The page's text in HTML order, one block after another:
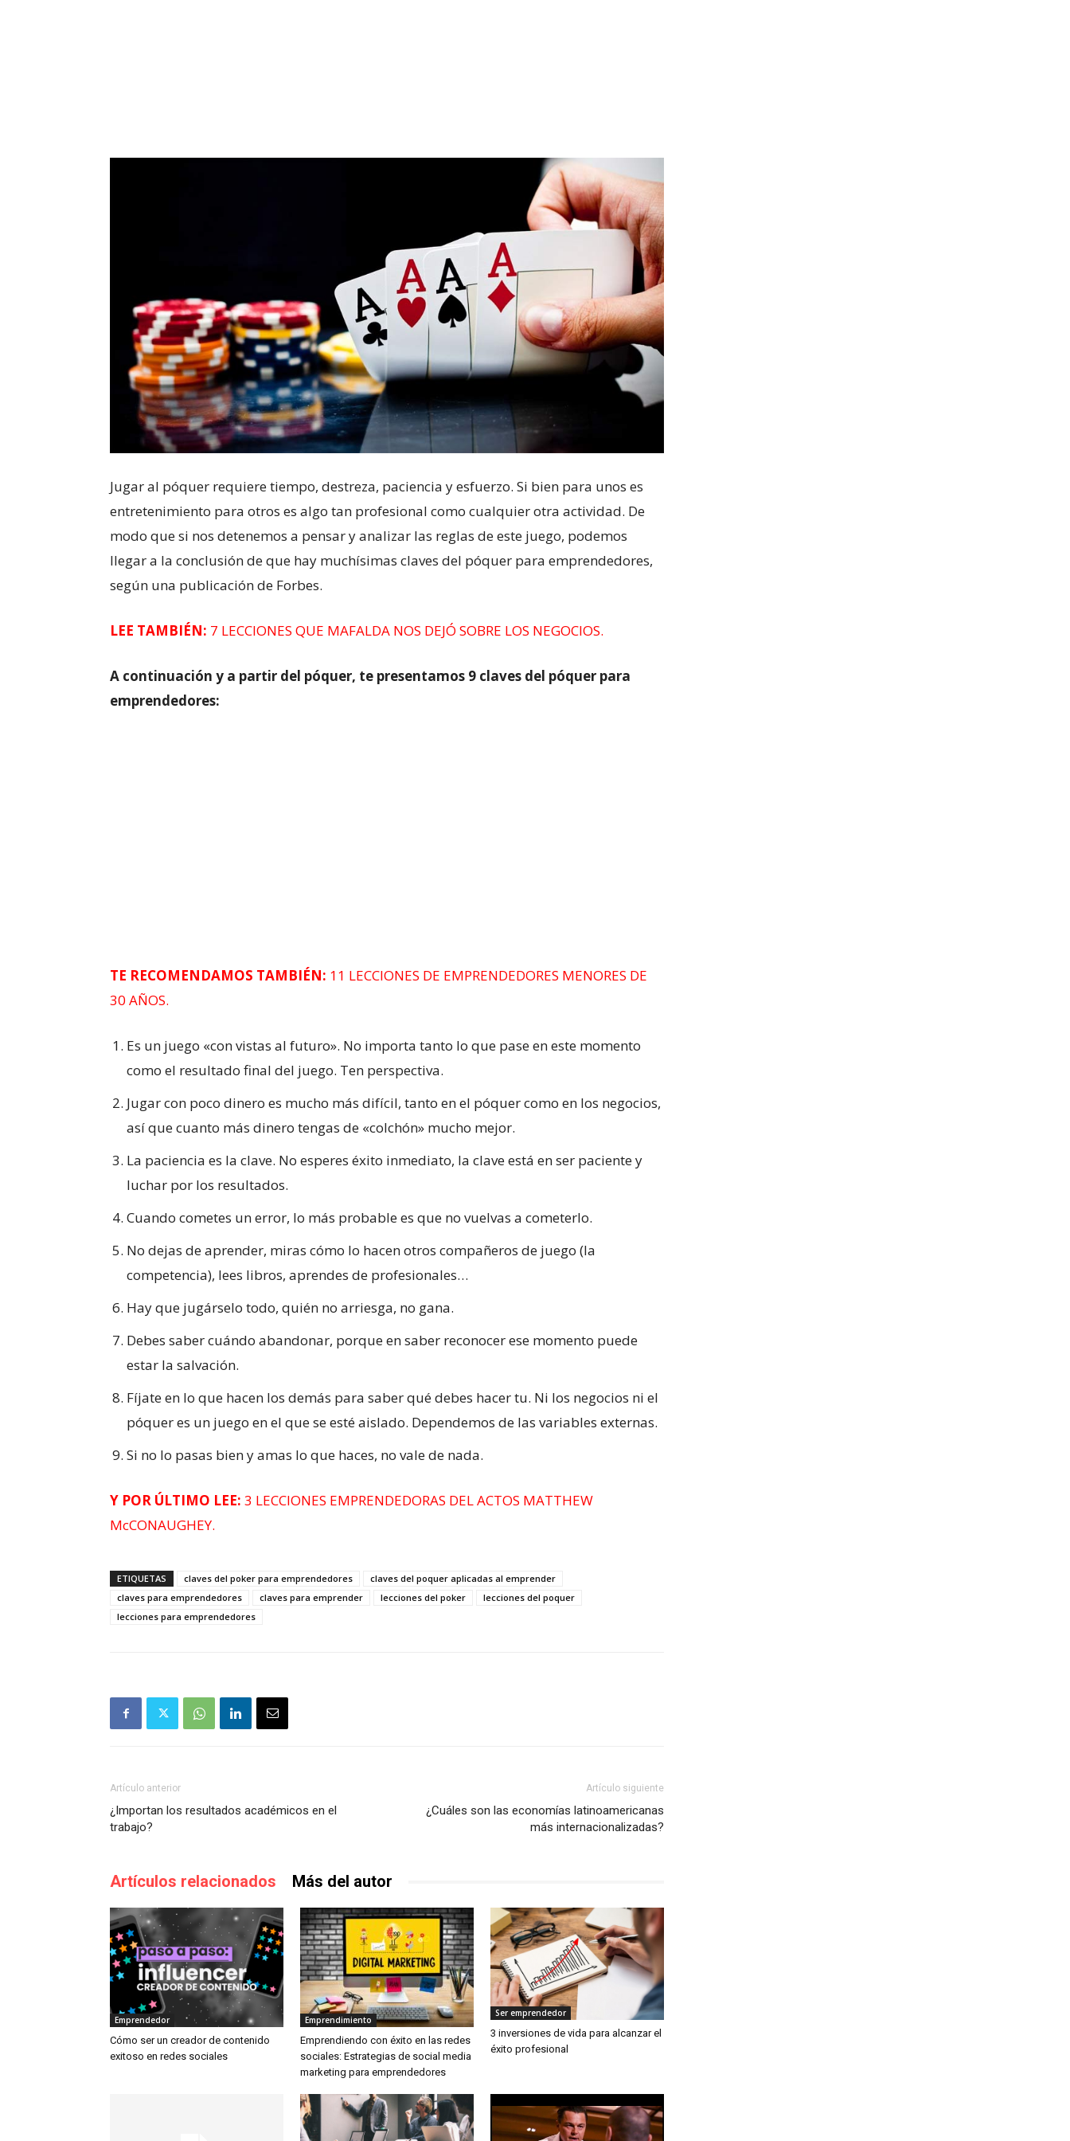
Jugar al póquer requiere tiempo, destreza, paciencia y esfuerzo. Si bien para unos es
entretenimiento para otros es algo tan profesional como cualquier otra actividad. De
modo que si nos detenemos a pensar y analizar las reglas de este juego, podemos
llegar a la conclusión de que hay muchísimas claves del póquer para emprendedores,
según una publicación de Forbes.
LEE TAMBIÉN: 7 LECCIONES QUE MAFALDA NOS DEJÓ SOBRE LOS NEGOCIOS.
A continuación y a partir del póquer, te presentamos 9 claves del póquer para
emprendedores:
TE RECOMENDAMOS TAMBIÉN: 11 LECCIONES DE EMPRENDEDORES MENORES DE
30 AÑOS.
Es un juego «con vistas al futuro». No importa tanto lo que pase en este momento
como el resultado final del juego. Ten perspectiva.
Jugar con poco dinero es mucho más difícil, tanto en el póquer como en los negocios,
así que cuanto más dinero tengas de «colchón» mucho mejor.
La paciencia es la clave. No esperes éxito inmediato, la clave está en ser paciente y
luchar por los resultados.
Cuando cometes un error, lo más probable es que no vuelvas a cometerlo.
No dejas de aprender, miras cómo lo hacen otros compañeros de juego (la
competencia), lees libros, aprendes de profesionales…
Hay que jugárselo todo, quién no arriesga, no gana.
Debes saber cuándo abandonar, porque en saber reconocer ese momento puede
estar la salvación.
Fíjate en lo que hacen los demás para saber qué debes hacer tu. Ni los negocios ni el
póquer es un juego en el que se esté aislado. Dependemos de las variables externas.
Si no lo pasas bien y amas lo que haces, no vale de nada.
Y POR ÚLTIMO LEE: 3 LECCIONES EMPRENDEDORAS DEL ACTOS MATTHEW
McCONAUGHEY.
ETIQUETAS claves del poker para emprendedores
claves del poquer aplicadas al emprender
claves para emprendedores
claves para emprender lecciones del poker
lecciones del poquer
lecciones para emprendedores
Artículo anterior
¿Importan los resultados académicos en el
trabajo?
Artículo siguiente
¿Cuáles son las economías latinoamericanas
más internacionalizadas?
Artículos relacionados Más del autor
Emprendedor
Cómo ser un creador de contenido
exitoso en redes sociales
Emprendimiento
Emprendiendo con éxito en las redes
sociales: Estrategias de social media
marketing para emprendedores
Ser emprendedor
3 inversiones de vida para alcanzar el
éxito profesional